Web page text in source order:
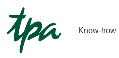
Know-how